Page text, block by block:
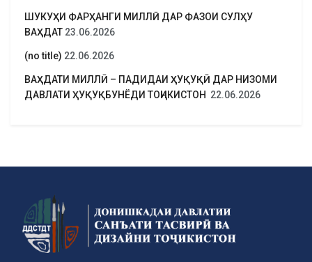
ШУКУҲИ ФАРҲАНГИ МИЛЛӢ ДАР ФАЗОИ СУЛҲУ
ВАҲДАТ 23.06.2026
(no title) 22.06.2026
ВАҲДАТИ МИЛЛӢ – ПАДИДАИ ҲУҚУҚӢ ДАР НИЗОМИ
ДАВЛАТИ ҲУҚУҚБУНЁДИ ТОҶИКИСТОН 22.06.2026